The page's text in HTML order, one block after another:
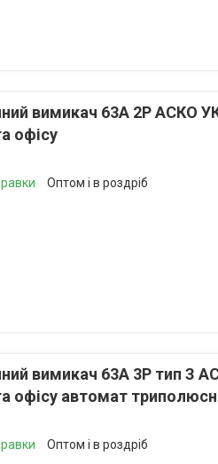
вимикач 63А 2Р АСКО
офісу
Оптом і в роздріб
вимикач 63А 3Р тип З
офісу автомат
Оптом і в роздріб